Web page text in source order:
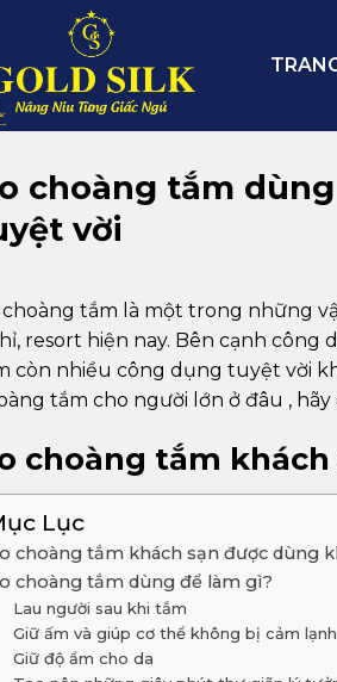
choàng tắm
vời
choàng tắm là một trong những
resort hiện nay. Bên cạnh công
còn nhiều công dụng tuyệt vời
tắm cho người lớn ở đâu , hãy
choàng tắm
Lục
choàng tắm khách sạn được dùng
choàng tắm dùng để làm gì?
Lau người sau khi tắm
Giữ ấm và giúp cơ thể không bị cảm lạnh
Giữ độ ẩm cho da